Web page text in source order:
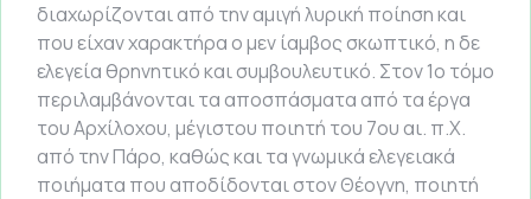
διαχωρίζονται από την αμιγή λυρική ποίηση και
που είχαν χαρακτήρα ο μεν ίαμβος σκωπτικό, η δε
ελεγεία θρηνητικό και συμβουλευτικό. Στον 1ο τόμο
περιλαμβάνονται τα αποσπάσματα από τα έργα
του Αρχίλοχου, μέγιστου ποιητή του 7ου αι. π.Χ.
από την Πάρο, καθώς και τα γνωμικά ελεγειακά
ποιήματα που αποδίδονται στον Θέογνη, ποιητή